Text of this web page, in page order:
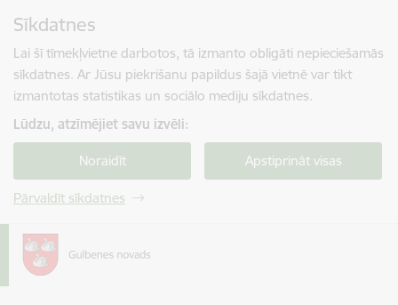
Sīkdatnes
Lai šī tīmekļvietne darbotos, tā izmanto obligāti nepieciešamās
sīkdatnes. Ar Jūsu piekrišanu papildus šajā vietnē var tikt
izmantotas statistikas un sociālo mediju sīkdatnes.
Lūdzu, atzīmējiet savu izvēli:
Noraidīt Apstiprināt visas
Pārvaldīt sīkdatnes